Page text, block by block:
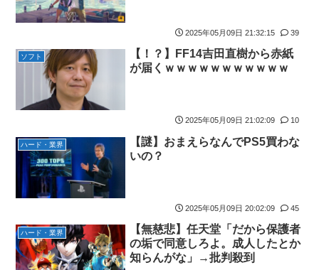
証人に。
【ウマ娘】海外の絵師が描いた味付けの濃いウマ娘からしか得ら
【速報】超かぐや姫さん、とんでもないスピンオフ漫画が連載決
定ｗｗｗｗｗｗｗｗｗｗｗｗｗｗｗｗｗｗｗｗｗ
【動画】ブラジルの女子フットサル選手が極悪すぎて5年間の出
【ウマ娘】セイちゃんの攻撃力を見よ！！！
【悲報】人気配信者「はっきり言う、ジャングリア沖縄ほんとー
ーーーーーーーにおもんない！！！！」→炎上
海外「全部日本の真似だったのか…」 日本の普通のテレビ番組が
最新SNSの数十年先を行っていたと話題に
【グラブル】ドライブバーストが初めて映像化された時の衝撃
【名探偵プリキュア】1QのIP売上は15億円 過去3期との比較と
テレビ大好き高齢者の｢テレビ離れ｣が始まった…
【画像】日本のセクシー過ぎる女性犯罪者一覧が冗談抜きにレベ
ル高過ぎる件w w w w w w w w w
【画像】俺たちの姫本田望結、久しぶりに画像を投稿した結果→
やっぱりワイらの姫だったw w w w w w w w w w
元NBAプレーヤー、エネス・カンター・フリーダムが、2027年
WNBAドラフトの適性を宣言 一部コーチによるWNBA男性参加
【朗報】「あの椅子カバー」のカプセルトイ、爆誕。自宅や職場
をパチンコ屋にしちゃおうｗｗｗ
【にじさんじ】Cellmates、NG行動回避ゲーム！フリが露骨すぎ
2025年05月09日 21:32:15 39
ソフト
【！？】FF14吉田直樹から赤紙
が届くｗｗｗｗｗｗｗｗｗｗｗ
2025年05月09日 21:02:09 10
ハード・業界
【謎】おまえらなんでPS5買わな
いの？
2025年05月09日 20:02:09 45
ハード・業界
【無慈悲】任天堂「だから保護者
の垢で同意しろよ。成人したとか
知らんがな」→批判殺到